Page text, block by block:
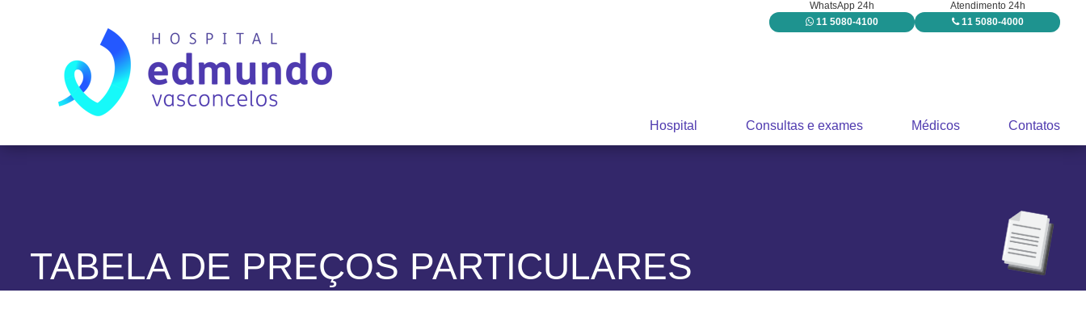
Atendimento 24h
11 5080-4000
WhatsApp 24h
11 5080-4100
Hospital Consultas e exames Médicos Contatos
TABELA DE PREÇOS PARTICULARES